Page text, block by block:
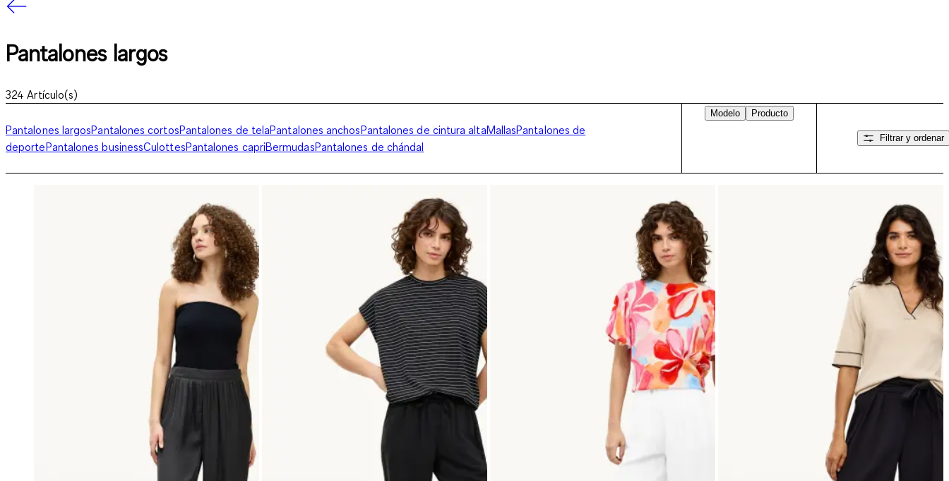
Pantalones largos
324 Artículo(s)
Pantalones largosPantalones cortosPantalones de telaPantalones anchosPantalones de cintura altaMallasPantalones de
deportePantalones businessCulottesPantalones capriBermudasPantalones de chándal
Modelo Producto
Filtrar y ordenar